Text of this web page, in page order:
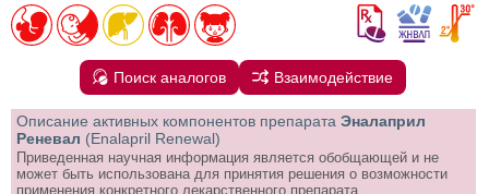
Поиск аналогов Взаимодействие
Описание активных компонентов препарата Эналаприл
Реневал (Enalapril Renewal)
Приведенная научная информация является обобщающей и не
может быть использована для принятия решения о возможности
применения конкретного лекарственного препарата.